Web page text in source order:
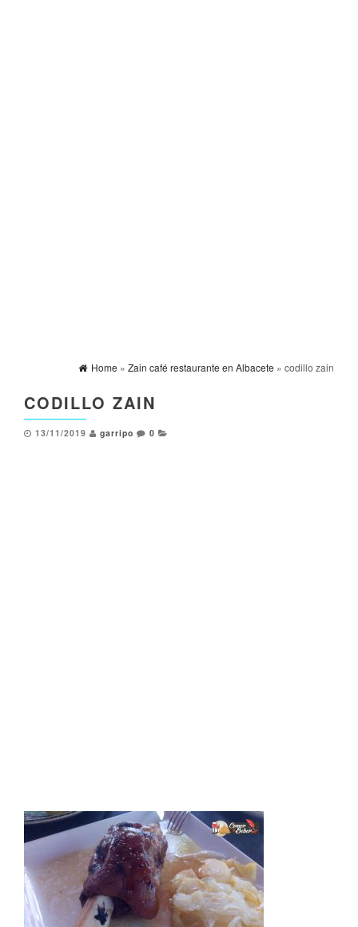
Home » Zain café restaurante en Albacete » codillo zain
CODILLO ZAIN
13/11/2019 garripo 0